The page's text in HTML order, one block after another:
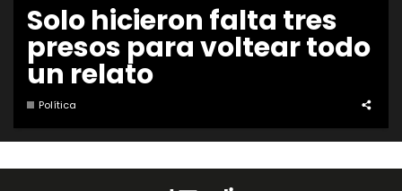
Solo hicieron falta tres
presos para voltear todo
un relato
Política